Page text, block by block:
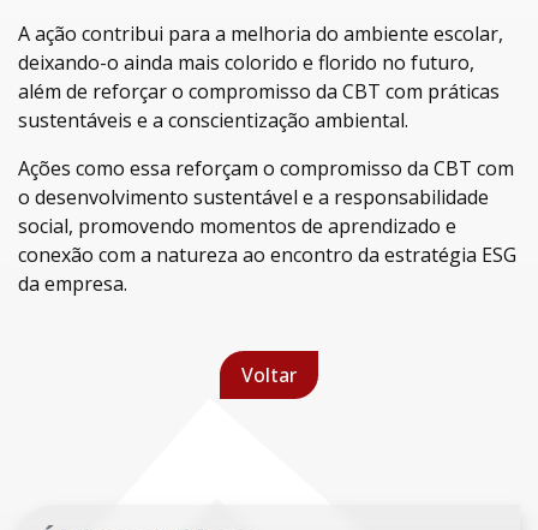
A ação contribui para a melhoria do ambiente escolar,
deixando-o ainda mais colorido e florido no futuro,
além de reforçar o compromisso da CBT com práticas
sustentáveis e a conscientização ambiental.
Ações como essa reforçam o compromisso da CBT com
o desenvolvimento sustentável e a responsabilidade
social, promovendo momentos de aprendizado e
conexão com a natureza ao encontro da estratégia ESG
da empresa.
Voltar